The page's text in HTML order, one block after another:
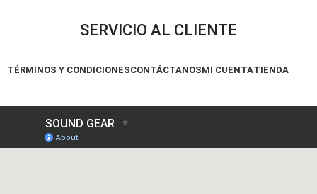
SERVICIO AL CLIENTE
TÉRMINOS Y CONDICIONESCONTÁCTANOSMI CUENTATIENDA